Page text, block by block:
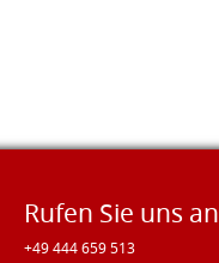
Rufen Sie uns an
+49 444 659 513